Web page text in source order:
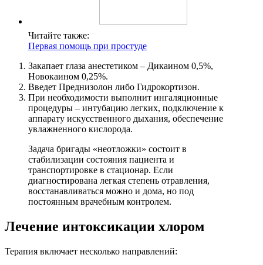
Читайте также:
Первая помощь при простуде
Закапает глаза анестетиком – Дикаином 0,5%,
Новокаином 0,25%.
Введет Преднизолон либо Гидрокортизон.
При необходимости выполнит ингаляционные
процедуры – интубацию легких, подключение к
аппарату искусственного дыхания, обеспечение
увлажненного кислорода.
Задача бригады «неотложки» состоит в
стабилизации состояния пациента и
транспортировке в стационар. Если
диагностирована легкая степень отравления,
восстанавливаться можно и дома, но под
постоянным врачебным контролем.
Лечение интоксикации хлором
Терапия включает несколько направлений: